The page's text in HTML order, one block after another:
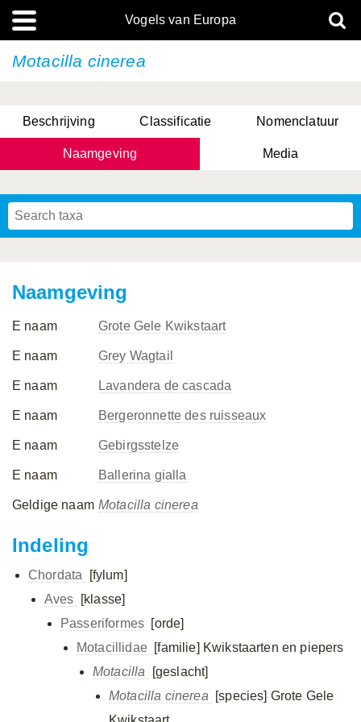
Vogels van Europa
Motacilla cinerea
Beschrijving Classificatie Nomenclatuur
Naamgeving Media
Naamgeving
E naam Grote Gele Kwikstaart
E naam Grey Wagtail
E naam Lavandera de cascada
E naam Bergeronnette des ruisseaux
E naam Gebirgsstelze
E naam Ballerina gialla
Geldige naam Motacilla cinerea
Indeling
Chordata
[fylum]
Aves
[klasse]
Passeriformes [orde]
Motacillidae [familie] Kwikstaarten en piepers
Motacilla
[geslacht]
Motacilla cinerea
[species] Grote Gele